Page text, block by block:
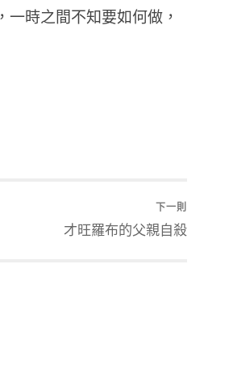
一時之間不知要如何做，
下一則
才旺羅布的父親自殺